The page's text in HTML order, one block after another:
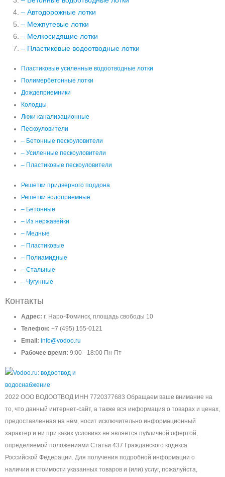
– Автодорожные лотки
– Межпутевые лотки
– Мелкосидящие лотки
– Пластиковые водоотводные лотки
Пластиковые усиленные водоотводные лотки
Полимербетонные лотки
Дождеприемники
Колодцы
Люки канализационные
Пескоуловители
– Бетонные пескоуловители
– Усиленные пескоуловители
– Пластиковые пескоуловители
Решетки придверного поддона
Решетки водоприемные
– Бетонные
– Из нержавейки
– Медные
– Пластиковые
– Полиамидные
– Стальные
– Чугунные
Контакты
Адрес: г. Наро-Фоминск, площадь свободы 10
Телефон: +7 (495) 155-0121
Email: info@vodoo.ru
Рабочее время: 9:00 - 18:00 Пн-Пт
2022 ООО ВОДООТВОД ИНН 7720377683 Обращаем ваше внимание на
то, что данный интернет-сайт, а также вся информация о товарах и ценах,
предоставленная на нём, носит исключительно информационный
характер и ни при каких условиях не является публичной офертой,
определяемой положениями Статьи 437 Гражданского кодекса
Российской Федерации. Для получения подробной информации о
наличии и стоимости указанных товаров и (или) услуг, пожалуйста,